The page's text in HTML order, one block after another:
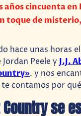
años cincuenta en
toque de
hace unas horas
Peele y J.J.
. y nos
te contamos por
se